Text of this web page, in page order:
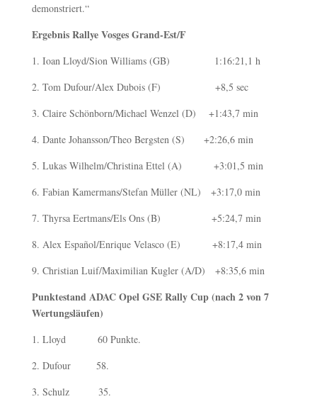
demonstriert.“
Ergebnis Rallye Vosges Grand-Est/F
1. Ioan Lloyd/Sion Williams (GB) 1:16:21,1 h
2. Tom Dufour/Alex Dubois (F) +8,5 sec
3. Claire Schönborn/Michael Wenzel (D) +1:43,7 min
4. Dante Johansson/Theo Bergsten (S) +2:26,6 min
5. Lukas Wilhelm/Christina Ettel (A) +3:01,5 min
6. Fabian Kamermans/Stefan Müller (NL) +3:17,0 min
7. Thyrsa Eertmans/Els Ons (B) +5:24,7 min
8. Alex Español/Enrique Velasco (E) +8:17,4 min
9. Christian Luif/Maximilian Kugler (A/D) +8:35,6 min
Punktestand ADAC Opel GSE Rally Cup (nach 2 von 7
Wertungsläufen)
1. Lloyd 60 Punkte.
2. Dufour 58.
3. Schulz 35.